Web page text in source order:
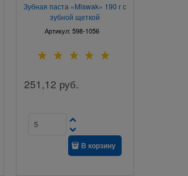
Зубная паста «Miswak» 190 г с
зубной щеткой
Артикул: 598-1056
251,12 руб.
В корзину